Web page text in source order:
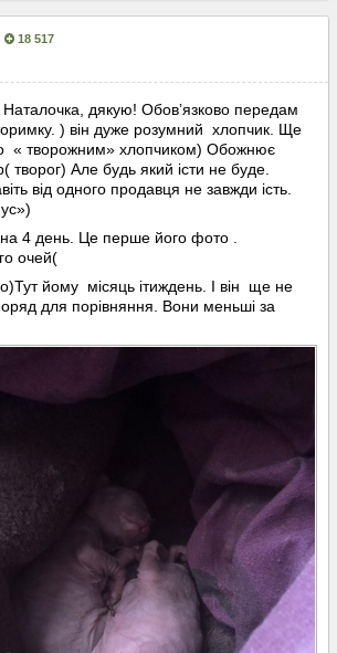
18 517
Наталочка, дякую! Обовʼязково передам
) він дуже розумний хлопчик. Ще
« творожним» хлопчиком) Обожнює
творог) Але будь який істи не буде.
від одного продавця не завжди ість.
4 день. Це перше його фото .
очей(
йому місяць ітиждень. І він ще не
для порівняння. Вони меньші за